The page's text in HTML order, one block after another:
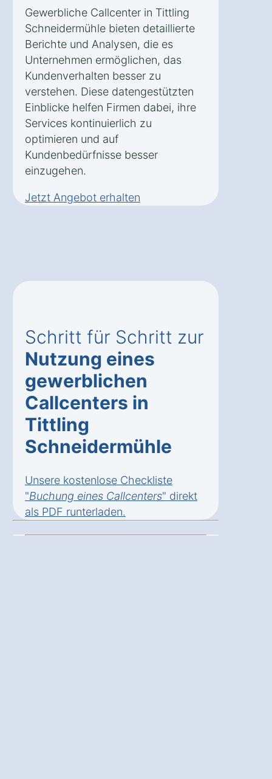
Gewerbliche Callcenter in Tittling
Schneidermühle bieten detaillierte
Berichte und Analysen, die es
Unternehmen ermöglichen, das
Kundenverhalten besser zu
verstehen. Diese datengestützten
Einblicke helfen Firmen dabei, ihre
Services kontinuierlich zu
optimieren und auf
Kundenbedürfnisse besser
einzugehen.
Jetzt Angebot erhalten
Schritt für Schritt zur
Nutzung eines
gewerblichen
Callcenters in
Tittling
Schneidermühle
Unsere kostenlose Checkliste
"Buchung eines Callcenters" direkt
als PDF runterladen.